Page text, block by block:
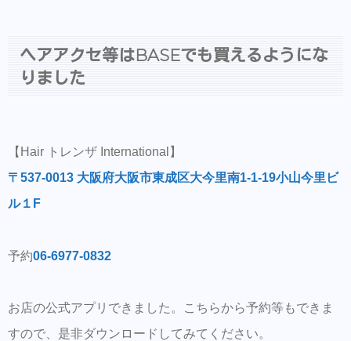
ヘアアクセ等はBASEでも買えるようにな
りました
【Hair トレンザ International】
〒537-0013 大阪府大阪市東成区大今里南1-1-19小山今里ビ
ル１F
予約06-6977-0832
お店の公式アプリできました。こちらから予約等もできま
すので、是非ダウンロードしてみてください。